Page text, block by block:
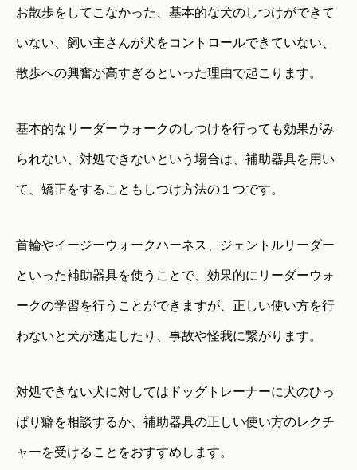
お散歩をしてこなかった、基本的な犬のしつけができて
いない、飼い主さんが犬をコントロールできていない、
散歩への興奮が高すぎるといった理由で起こります。
基本的なリーダーウォークのしつけを行っても効果がみ
られない、対処できないという場合は、補助器具を用い
て、矯正をすることもしつけ方法の１つです。
首輪やイージーウォークハーネス、ジェントルリーダー
といった補助器具を使うことで、効果的にリーダーウォ
ークの学習を行うことができますが、正しい使い方を行
わないと犬が逃走したり、事故や怪我に繋がります。
対処できない犬に対してはドッグトレーナーに犬のひっ
ぱり癖を相談するか、補助器具の正しい使い方のレクチ
ャーを受けることをおすすめします。